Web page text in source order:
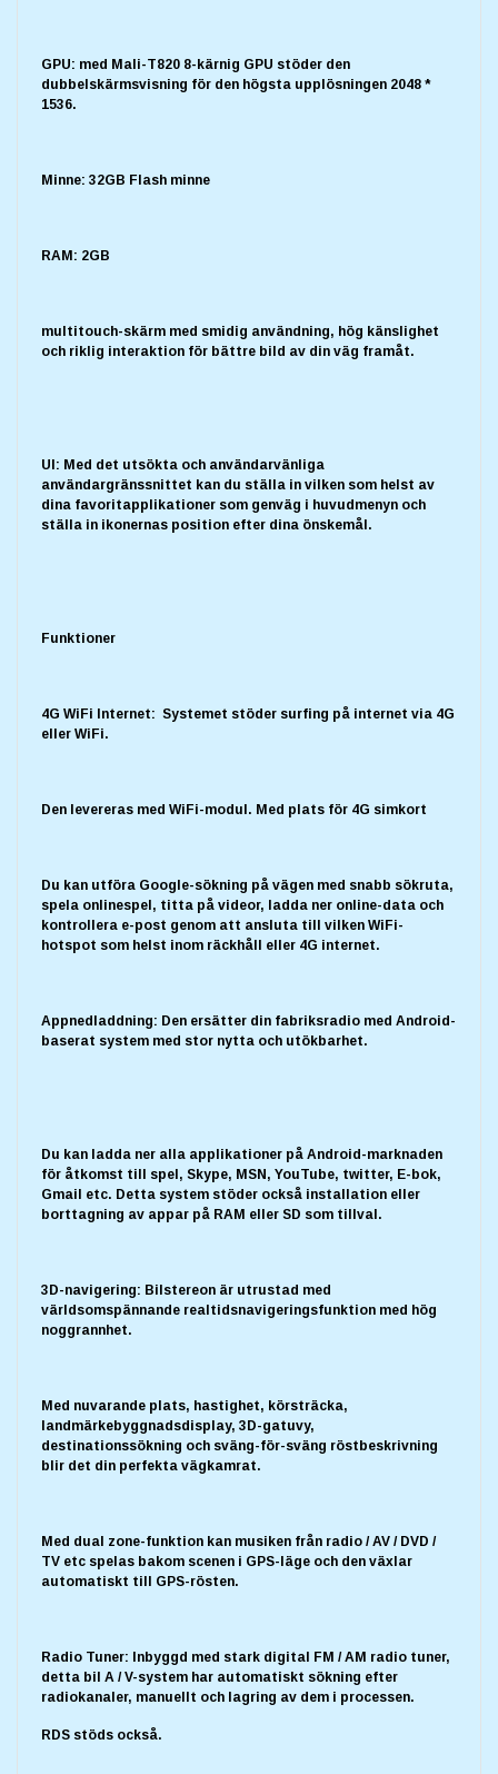
GPU: med Mali-T820 8-kärnig GPU stöder den
dubbelskärmsvisning för den högsta upplösningen 2048 *
1536.
Minne: 32GB Flash minne
RAM: 2GB
multitouch-skärm med smidig användning, hög känslighet
och riklig interaktion för bättre bild av din väg framåt.
UI: Med det utsökta och användarvänliga
användargränssnittet kan du ställa in vilken som helst av
dina favoritapplikationer som genväg i huvudmenyn och
ställa in ikonernas position efter dina önskemål.
Funktioner
4G WiFi Internet: Systemet stöder surfing på internet via 4G
eller WiFi.
Den levereras med WiFi-modul. Med plats för 4G simkort
Du kan utföra Google-sökning på vägen med snabb sökruta,
spela onlinespel, titta på videor, ladda ner online-data och
kontrollera e-post genom att ansluta till vilken WiFi-
hotspot som helst inom räckhåll eller 4G internet.
Appnedladdning: Den ersätter din fabriksradio med Android-
baserat system med stor nytta och utökbarhet.
Du kan ladda ner alla applikationer på Android-marknaden
för åtkomst till spel, Skype, MSN, YouTube, twitter, E-bok,
Gmail etc. Detta system stöder också installation eller
borttagning av appar på RAM eller SD som tillval.
3D-navigering: Bilstereon är utrustad med
världsomspännande realtidsnavigeringsfunktion med hög
noggrannhet.
Med nuvarande plats, hastighet, körsträcka,
landmärkebyggnadsdisplay, 3D-gatuvy,
destinationssökning och sväng-för-sväng röstbeskrivning
blir det din perfekta vägkamrat.
Med dual zone-funktion kan musiken från radio / AV / DVD /
TV etc spelas bakom scenen i GPS-läge och den växlar
automatiskt till GPS-rösten.
Radio Tuner: Inbyggd med stark digital FM / AM radio tuner,
detta bil A / V-system har automatiskt sökning efter
radiokanaler, manuellt och lagring av dem i processen.
RDS stöds också.